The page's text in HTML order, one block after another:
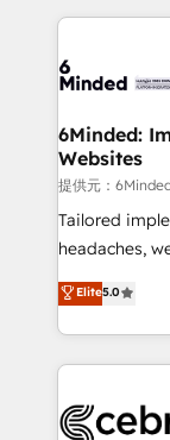
Our Expertise 🔹 Onboarding & Implementation:
tailored to your
from other
downtime. 🔹 RevOps Strategy: Align teams,
processes,
Integrations:
for better adoption. 🔹 Custom
SOC 2 Type
our
6Minded:
Websites
提供元：
Tailored
headaches,
house team
developers,
aspects of your HubSpot.
100+
Elite5.0